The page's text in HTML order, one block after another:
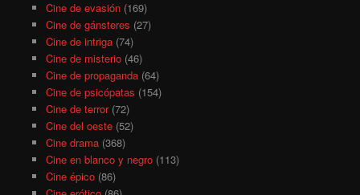
Cine de evasión(169)
Cine de gánsteres (27)
Cine de intriga(74)
Cine de misterio(46)
Cine de propaganda(64)
Cine de psicópatas (154)
Cine de terror(72)
Cine del oeste(52)
Cine drama(368)
Cine en blanco y negro(113)
Cine épico(86)